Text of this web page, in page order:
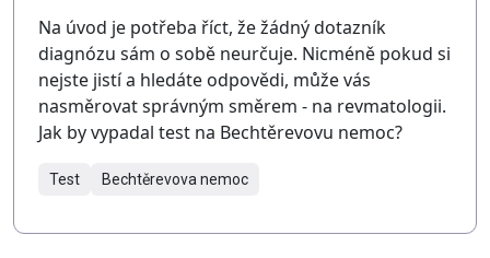
Na úvod je potřeba říct, že žádný dotazník
diagnózu sám o sobě neurčuje. Nicméně pokud si
nejste jistí a hledáte odpovědi, může vás
nasměrovat správným směrem - na revmatologii.
Jak by vypadal test na Bechtěrevovu nemoc?
Test Bechtěrevova nemoc